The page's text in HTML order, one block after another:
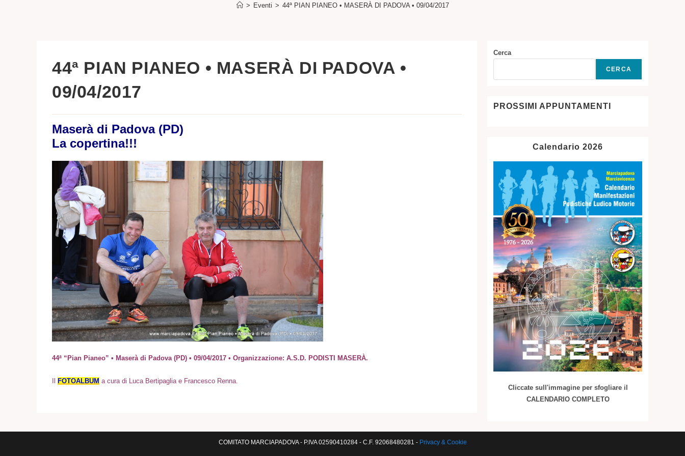
> Eventi > 44ª PIAN PIANEO • MASERÀ DI PADOVA • 09/04/2017
44ª PIAN PIANEO • MASERÀ DI PADOVA •
09/04/2017
Maserà di Padova (PD)
La copertina!!!
44ª “Pian Pianeo” • Maserà di Padova (PD) • 09/04/2017 • Organizzazione: A.S.D. PODISTI MASERÀ.
FOTOALBUM a cura di Luca Bertipaglia e Francesco Renna.
Cerca
CERCA
PROSSIMI APPUNTAMENTI
Calendario 2026
Cliccate sull'immagine per sfogliare il
CALENDARIO COMPLETO
COMITATO MARCIAPADOVA - P.IVA 02590410284 - C.F. 92068480281 - Privacy & Cookie